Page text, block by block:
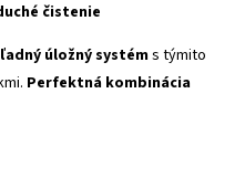
čistenie
úložný systéms týmito
Perfektná kombinácia